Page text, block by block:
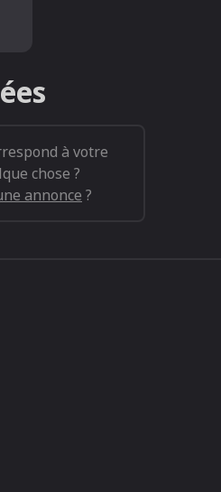
à votre
chose ?
annonce ?